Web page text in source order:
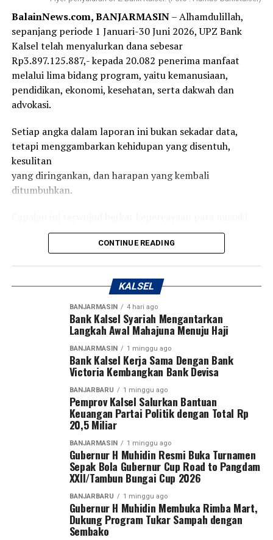
Messenger 0 Twitter 0
“Ternyata urusannya mudah, asal semua kelengkapan
administrasi seperti buku tabungan, kartu ATM lama
dan KTP lengkap. Juga tak menunggu lama, karyawan di
CS langsung memberikan kartu ATM yang baru,”
jelasnya.
Masa berlaku kartu ATM Bank Kalsel sendiri selama 5
tahun 2028 mendatang. “Dan yang pasti tak ada
pungutan alias gratis. Jadi sangat mudah,” imbuhnya.
[adv/riv]
Post Views:
WhatsApp
Messenger 0 Twitter 0
BalainNews.com, BANJARMASIN– Alhamdulillah,
sepanjang periode 1 Januari-30 Juni 2026, UPZ Bank
Kalsel telah menyalurkan dana sebesar
Rp3.897.125.887,- kepada 20.082 penerima manfaat
melalui lima bidang program, yaitu kemanusiaan,
pendidikan, ekonomi, kesehatan, serta dakwah dan
advokasi.
Setiap angka dalam laporan ini bukan sekadar data,
tetapi menggambarkan kehidupan yang disentuh,
kesulitan
yang diringankan, dan harapan yang kembali
ditumbuhkan.
khususnya Karyawan/ti Bank Kalsel, munfik, dan
donatur yang telah menitipkan zakat, infak, serta
melalui UPZ Bank Kalsel.
Dari satu amanah yang ditunaikan, lahir ribuan manfaat.
Dari satu kepedulian yang diberikan, tumbuh harapan
bagi mereka yang membutuhkan.
“Terima kasih telah menjadi bagian dari perjalanan
kebaikan ini. Semoga setiap rupiah yang ditunaikan
menjadi keberkahan bagi pemberi, kekuatan bagi
penerima, dan manfaat yang terus mengalir untuk
Banua,” ungkap UPZ Bank Kalsel
Bagi Donatur dan Sahabat Bank Kalsel yang ingin
menyisihkan sebagian hartanya untuk membantu
saudara kita yang membutuhkan, kamu bisa ikut
berpartisipasi dalam program-program kegiatan yang
dinisiasi oleh UPZ Bank Kalsel dengan menyalurkan
zakat, infak, dan sedekah melalui UPZ Bank Kalsel.
CONTINUE READING
KALSEL
BANJARMASIN 4 hari ago
Bank Kalsel Syariah Mengantarkan
Langkah Awal Mahajuna Menuju Haji
BANJARMASIN 1 minggu ago
Bank Kalsel Kerja Sama Dengan Bank
Victoria Kembangkan Bank Devisa
BANJARBARU 1 minggu ago
Pemprov Kalsel Salurkan Bantuan
Keuangan Partai Politik dengan Total Rp
20,5 Miliar
BANJARMASIN 1 minggu ago
Gubernur H Muhidin Resmi Buka Turnamen
Sepak Bola Gubernur Cup Road to Pangdam
XXII/Tambun Bungai Cup 2026
BANJARBARU 1 minggu ago
Gubernur H Muhidin Membuka Rimba Mart,
Dukung Program Tukar Sampah dengan
Sembako